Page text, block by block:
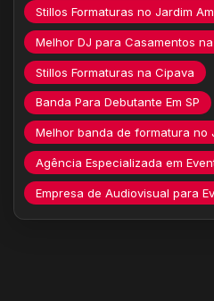
Stillos Formaturas no Jardim
Melhor DJ para Casamentos
Stillos Formaturas na Cipava
Banda Para Debutante Em SP
Melhor banda de formatura no
Agência Especializada em
Empresa de Audiovisual para